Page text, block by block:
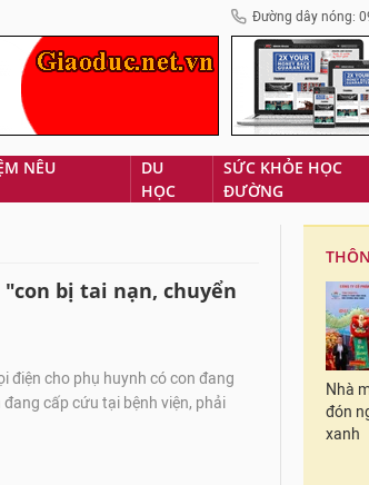
Đường dây nóng:
NÊU
DU
HỌC
SỨC KHỎE HỌC
ĐƯỜNG
"con bị tai nạn, chuyển
điện cho phụ huynh có con đang
cấp cứu tại bệnh viện, phải
Nhà
đón
xanh